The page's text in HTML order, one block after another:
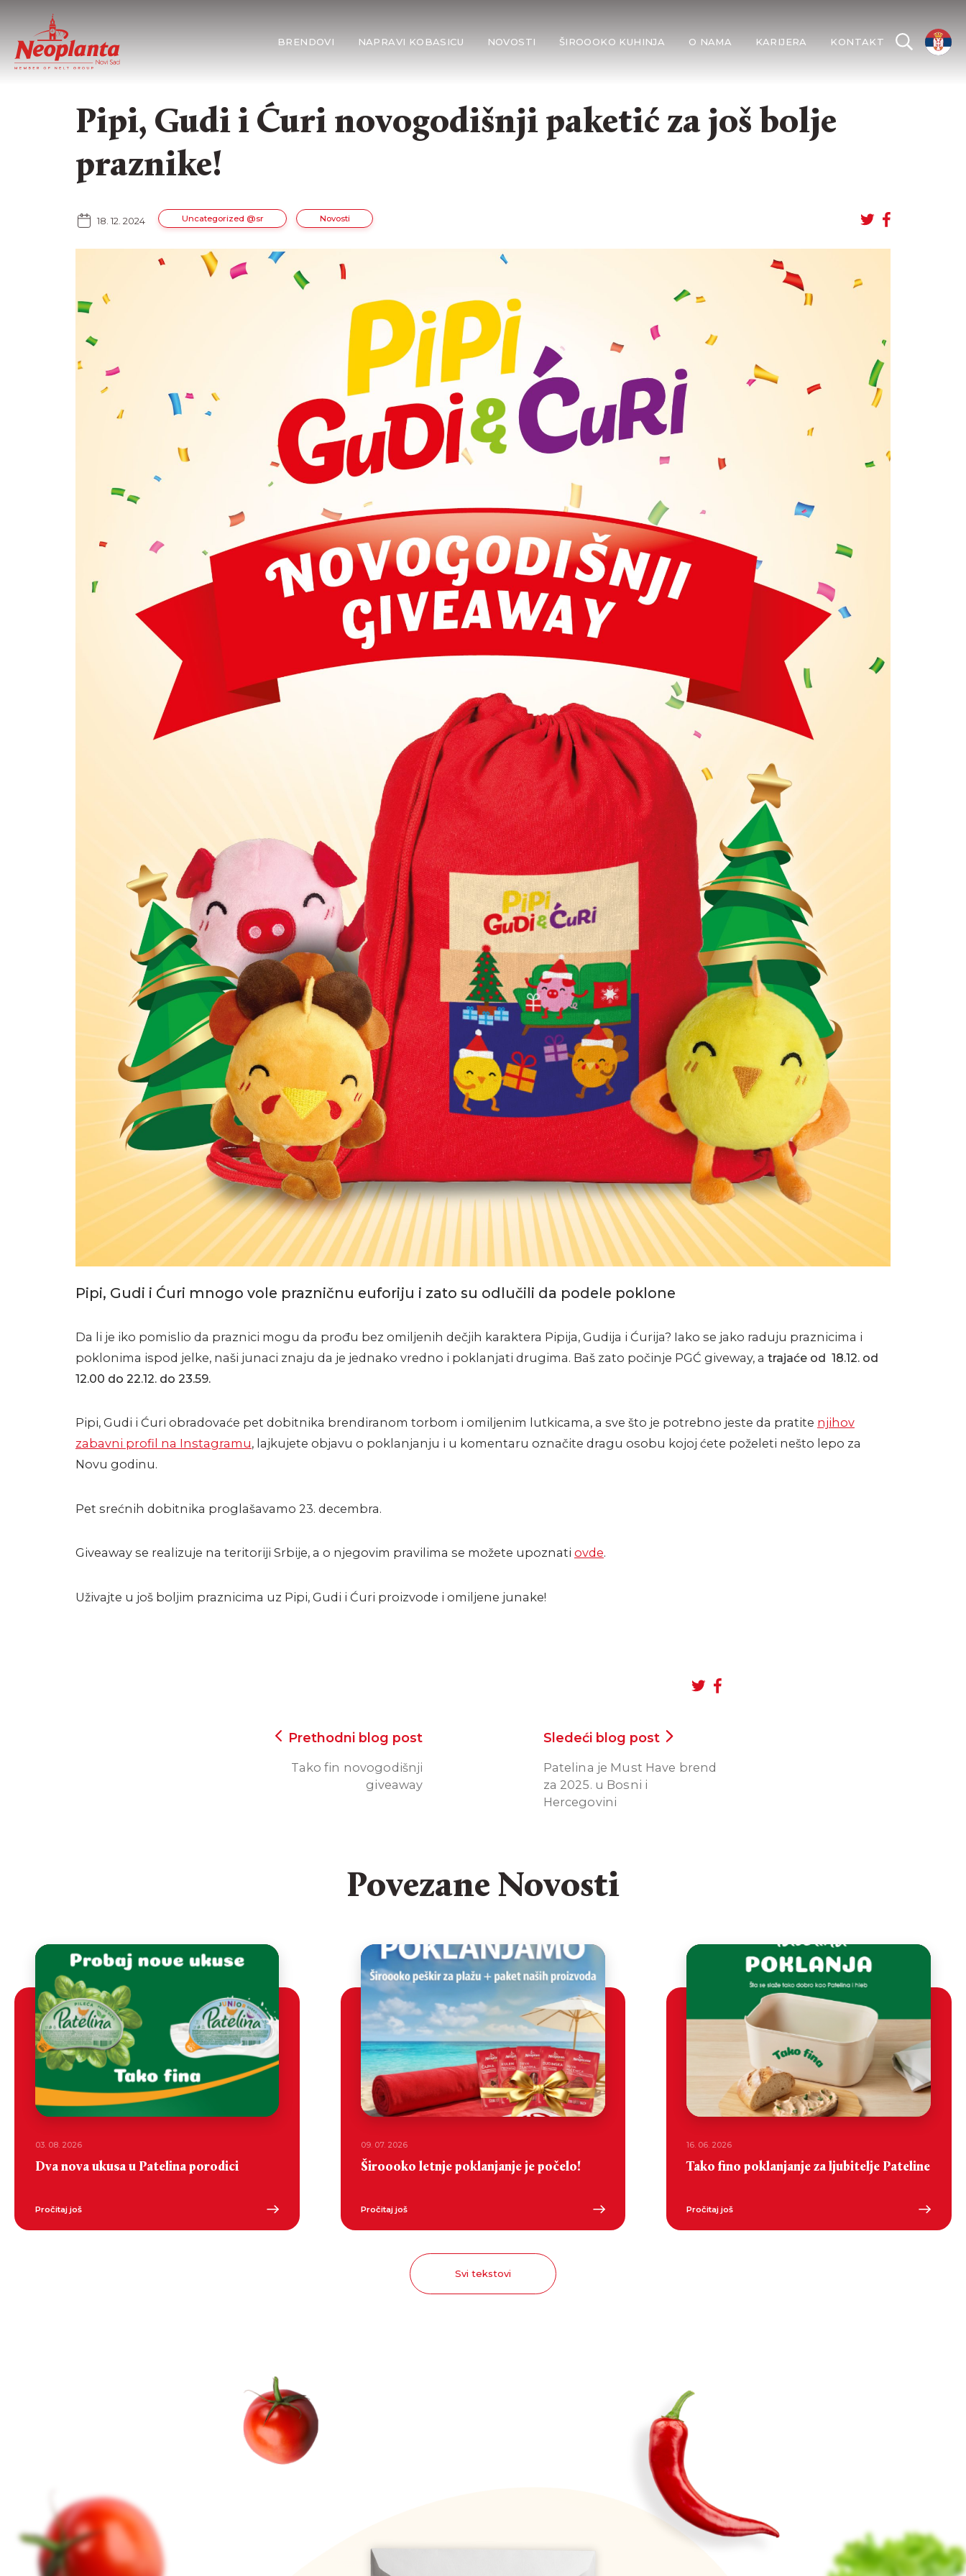
BRENDOVI NAPRAVI KOBASICU NOVOSTI ŠIROOOKO KUHINJA O NAMA KARIJERA KONTAKT
Pipi, Gudi i Ćuri novogodišnji paketić za još bolje
praznike!
18. 12. 2024 Uncategorized @sr Novosti
Pipi, Gudi i Ćuri mnogo vole prazničnu euforiju i zato su odlučili da podele poklone
Da li je iko pomislio da praznici mogu da prođu bez omiljenih dečjih karaktera Pipija, Gudija i Ćurija? Iako se jako raduju praznicima i
poklonima ispod jelke, naši junaci znaju da je jednako vredno i poklanjati drugima. Baš zato počinje PGĆ giveway, a trajaće od 18.12. od
12.00 do 22.12. do 23.59.
Pipi, Gudi i Ćuri obradovaće pet dobitnika brendiranom torbom i omiljenim lutkicama, a sve što je potrebno jeste da pratite njihov
zabavni profil na Instagramu, lajkujete objavu o poklanjanju i u komentaru označite dragu osobu kojoj ćete poželeti nešto lepo za
Novu godinu.
Pet srećnih dobitnika proglašavamo 23. decembra.
Giveaway se realizuje na teritoriji Srbije, a o njegovim pravilima se možete upoznati ovde.
Uživajte u još boljim praznicima uz Pipi, Gudi i Ćuri proizvode i omiljene junake!
Prethodni blog post
Tako fin novogodišnji
giveaway
Sledeći blog post
Patelina je Must Have brend
za 2025. u Bosni i
Hercegovini
Povezane Novosti
03. 08. 2026
Dva nova ukusa u Patelina porodici
Pročitaj još
09. 07. 2026
Široooko letnje poklanjanje je počelo!
Pročitaj još
16. 06. 2026
Tako fino poklanjanje za ljubitelje Pateline
Pročitaj još
Svi tekstovi